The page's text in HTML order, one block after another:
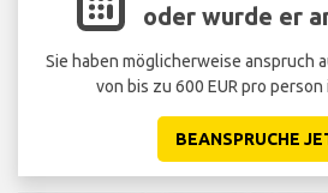
oder wurde er
Sie haben möglicherweise anspruch
von bis zu 600 EUR pro
BEANSPRUCHE